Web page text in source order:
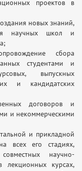
проектов в
новых знаний,
научных школ и
сбора
студентами и
выпускных
и кандидатских
договоров и
и некоммерческими
и прикладной
всех его стадиях,
научно-
лекционных курсах,